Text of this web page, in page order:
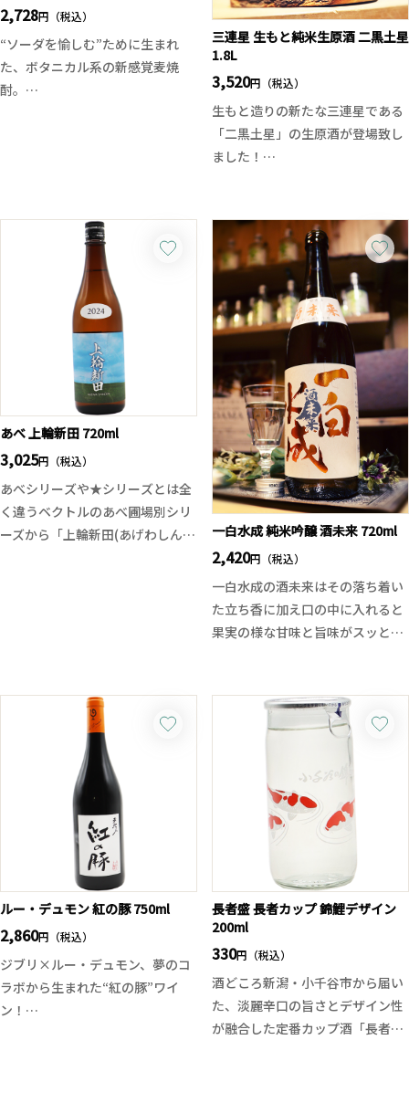
酒として真価を発揮する一本。価
格以上の完成度を是非お楽しみく
ださい！
2,728円（税込）
“ソーダを愉しむ”ために生まれ
た、ボタニカル系の新感覚麦焼
酎。
香りがふわりと広がり、ソーダ割
りで爽やかに、お茶割りでまろや
かに愉しめます。お肉料理やスパ
イス系の料理とも好相性で、食中
酒としても抜群です。
三連星 生もと純米生原酒 二黒土星
1.8L
3,520円（税込）
生もと造りの新たな三連星である
「二黒土星」の生原酒が登場致し
ました！
ある味わいで、山廃のお酒と比べ
ると重厚さが少ないのですがふく
よかで幅のある味わいに仕上がっ
ています。年に一度きりの二黒土
星の生原酒です。
二黒土星(じこくどせい)とは暦や
占いで用いられる9星の一つで、
美冨久酒造の創業年1917年の星が
二黒土星という事から名づけられ
ました。
あべ 上輪新田 720ml
3,025円（税込）
あべシリーズや★シリーズとは全
く違うベクトルのあべ圃場別シリ
ーズから「上輪新田(あげわしんで
アに表現されています。
青りんご系の爽やかな香りがあ
り、スッキリさとしっかりとした
酸によってドライな印象。そして
アルコール度数14%の程良いボリ
ューム感。海の幸と相性が良さそ
うな、ドライさとアルコール度数
を感じつつ、綺麗に調和している
一白水成 純米吟醸 酒未来 720ml
2,420円（税込）
一白水成の酒未来はその落ち着い
た立ち香に加え口の中に入れると
果実の様な甘味と旨味がスッと広
の相性良く飲み飽きない味わいに
仕上がっております。例年よりも
お楽しみください。
ルー・デュモン 紅の豚 750ml
2,860円（税込）
ジブリ×ルー・デュモン、夢のコ
ラボから生まれた“紅の豚”ワイ
ン！
長者盛 長者カップ 錦鯉デザイン
200ml
330円（税込）
酒どころ新潟・小千谷市から届い
た、淡麗辛口の旨さとデザイン性
が融合した定番カップ酒「長者カ